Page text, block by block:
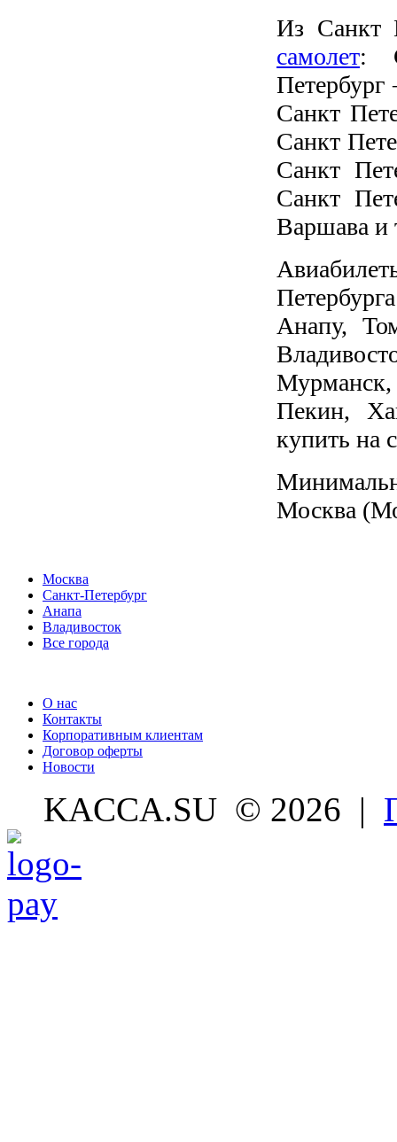
Из Санкт
самолет:
Петербург
Санкт
Санкт
Санкт
Санкт
Варшава и
Анапу,
Пекин,
купить на
Москва
Москва
Санкт-Петербург
Анапа
Владивосток
Все города
О нас
Контакты
Корпоративным клиентам
Договор оферты
Новости
KACCA.SU © 2026 |